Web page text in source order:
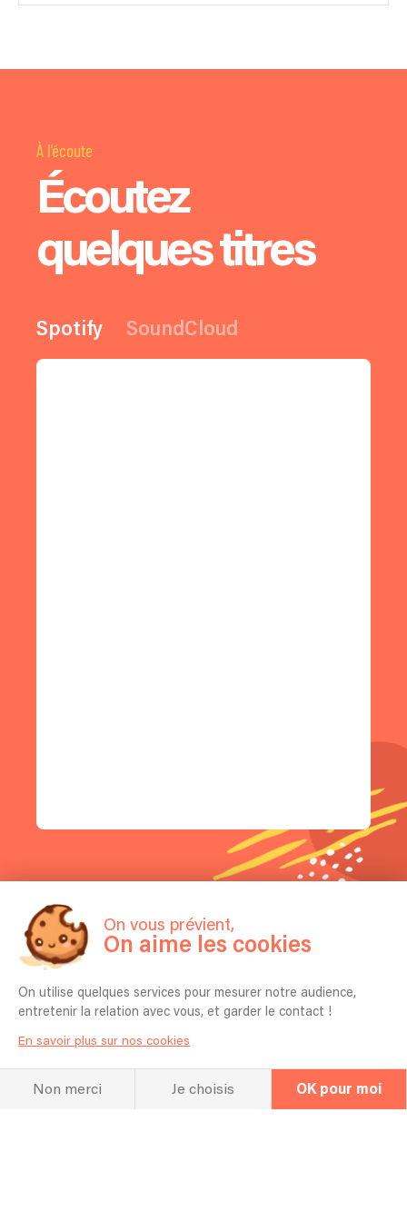
À l'écoute
Écoutez
quelques titres
Spotify SoundCloud
Concerts et
répertoire
On vous prévient,
On aime les cookies
On utilise quelques services pour mesurer notre audience,
entretenir la relation avec vous, et garder le contact !
En savoir plus sur nos cookies
Non merci Je choisis OK pour moi